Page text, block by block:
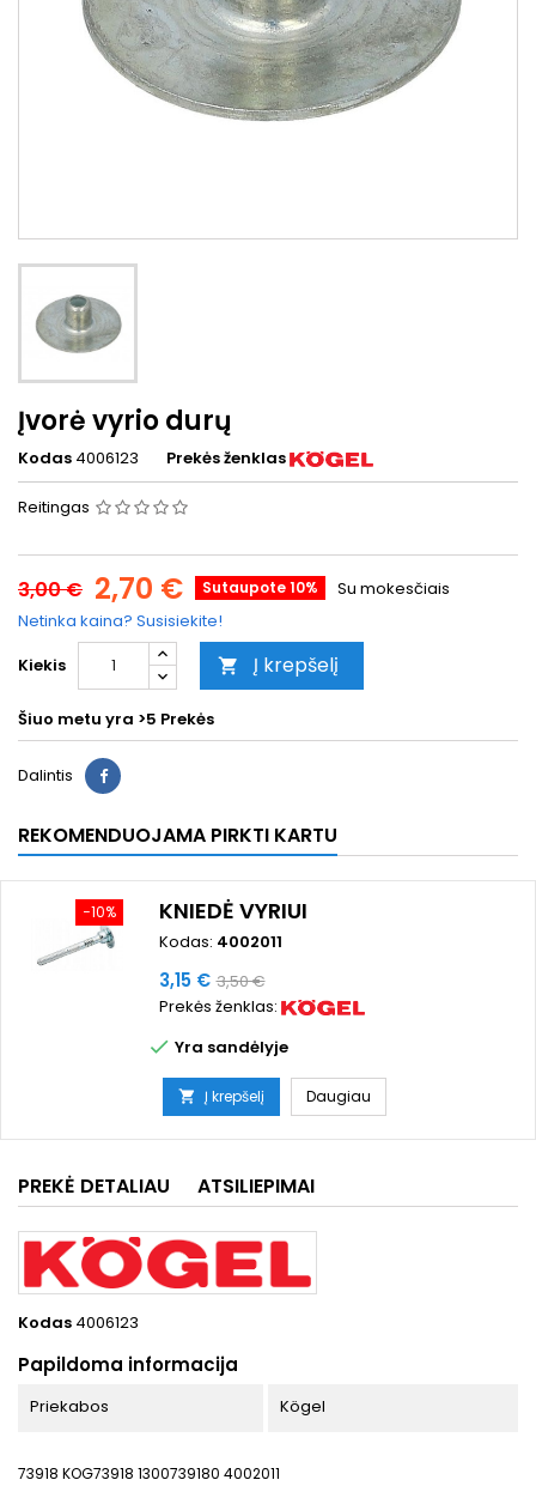
Įvorė vyrio durų
Kodas 4006123 Prekės ženklas
Reitingas
3,00 € 2,70 € Sutaupote 10%
Su mokesčiais
Netinka kaina? Susisiekite!
Kiekis
 Į krepšelį
Šiuo metu yra >5 Prekės
Dalintis
REKOMENDUOJAMA PIRKTI KARTU
−10% KNIEDĖ VYRIUI
Kodas: 4002011
Kaina
3,15 € Bazinė
kaina
3,50 €
Prekės ženklas:
 Yra sandėlyje
 Į krepšelį Daugiau
PREKĖ DETALIAU ATSILIEPIMAI
Kodas 4006123
Papildoma informacija
Priekabos Kögel
73918 KOG73918 1300739180 4002011